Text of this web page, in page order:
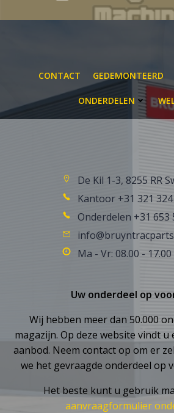
CONTACT GEDEMONTEERD
ONDERDELEN
De Kil 1-3, 8255 RR
Kantoor +31 321
Onderdelen +31 653
Ma - Vr: 08.00 -
Uw onderdeel op
Wij hebben meer dan 50.000
magazijn. Op deze website vindt
aanbod. Neem contact op om er
we het gevraagde onderdeel op
Het beste kunt u gebruik
aanvraagformulier